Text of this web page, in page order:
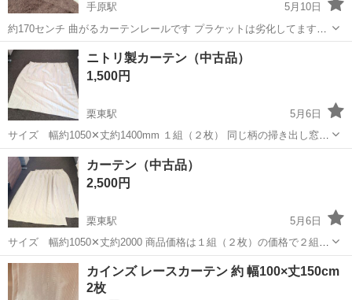
手原駅
5月10日
約170センチ 曲がるカーテンレールです プラケットは劣化してますの
で割れる可能性大です。オマケ
滋賀 栗東市 手原駅 カーテン、ブラインド
カーテンレール
ニトリ製カーテン（中古品）
1,500円
栗東駅
5月6日
サイズ 幅約1050✕丈約1400mm １組（２枚） 同じ柄の掃き出し窓用
カーテン２組（４枚）とセットの場合、合計金額は５０００円に致し
ます。
滋賀 草津市 カーテン、ブラインド
カーテン（中古品）
2,500円
栗東駅
5月6日
サイズ 幅約1050✕丈約2000 商品価格は１組（２枚）の価格で２組
（４枚）お求めの場合は４０００円、同じ柄の腰窓用カーテンもお求
め頂ければ５０００円に致します。
滋賀 草津市 栗東駅 カーテン、ブラインド カーテン
カインズ レースカーテン 約 幅100×丈150cm
2枚